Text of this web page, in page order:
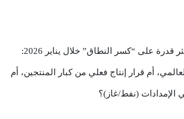
برأيك، ما العامل الأكثر قدرة على “كسر النطاق” خلال يناير 2026:
أم قرار إنتاج فعلي من كبار المنتجين، أم
الإمدادات (نفط/غاز)؟